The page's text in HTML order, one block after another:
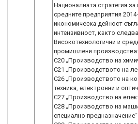
Националната стратегия за
средните предприятия
икономическа дейност
интензивност, както
Високотехнологични и
промишлени производства:
С20 „Производство на
C21 „Производството на
C26 „Производството на
техника, електронни и
С27 „Производство на
С28 „Производство на
специално предназначение“